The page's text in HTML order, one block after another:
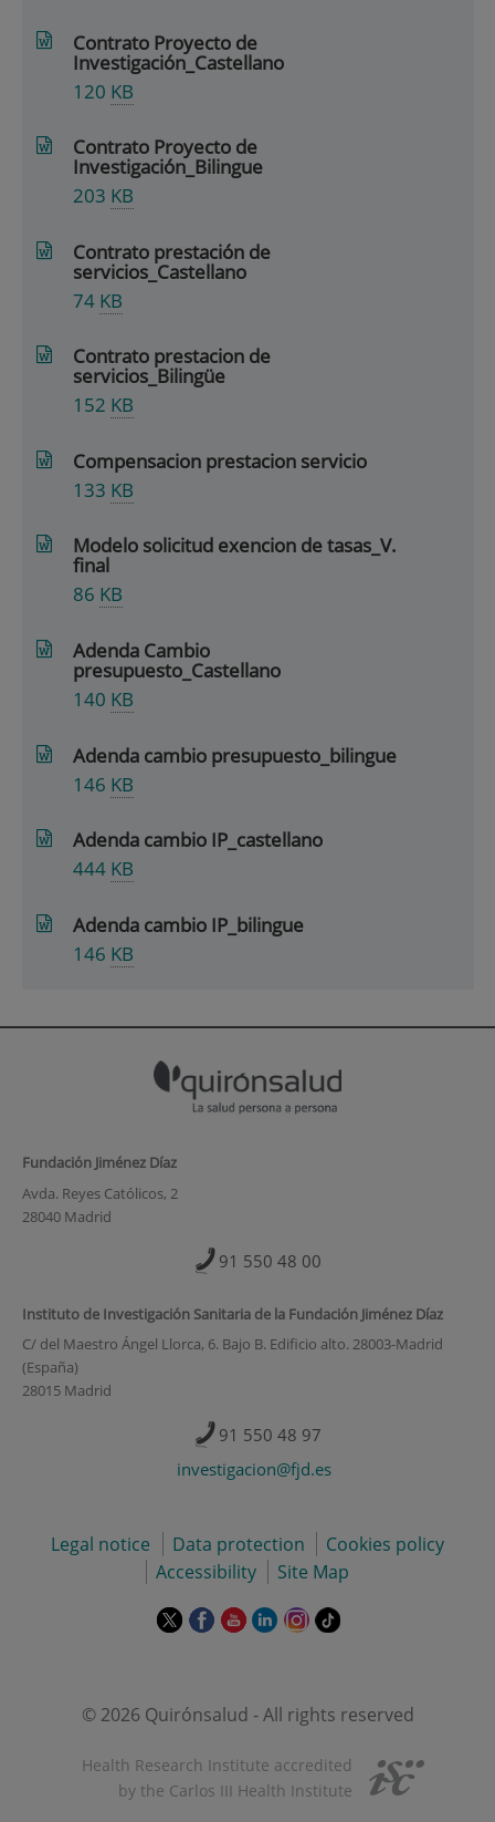
Contrato Proyecto de
Investigación_Castellano
120 KB
Contrato Proyecto de
Investigación_Bilingue
203 KB
Contrato prestación de
servicios_Castellano
74 KB
Contrato prestacion de
servicios_Bilingüe
152 KB
Compensacion prestacion servicio
133 KB
Modelo solicitud exencion de tasas_V.
final
86 KB
Adenda Cambio
presupuesto_Castellano
140 KB
Adenda cambio presupuesto_bilingue
146 KB
Adenda cambio IP_castellano
444 KB
Adenda cambio IP_bilingue
146 KB
Fundación Jiménez Díaz
Avda. Reyes Católicos, 2
28040 Madrid
91 550 48 00
Instituto de Investigación Sanitaria de la Fundación Jiménez Díaz
C/ del Maestro Ángel Llorca, 6. Bajo B. Edificio alto. 28003-Madrid
(España)
28015 Madrid
91 550 48 97
investigacion@fjd.es
Legal notice Data protection
Cookies policy
Accessibility
Site Map
This
in
pop-
up
window.
This
in
pop-
window.
This
in
pop-
window.
This
in
up
window.
This
in
pop-
window.
Link
© 2026 Quirónsalud - All rights reserved
Health Research Institute accredited
by the Carlos III Health Institute